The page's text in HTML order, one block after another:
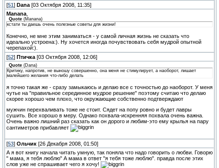
[51] Dana [03 Октября 2008, 11:35]
Manana
Quote (Manana)
кстати ты даешь очень полезные советы для жизни!
Конечно, не мне этим заниматься - у самой личная жизнь не сказать что
идеально устроена:). Ну хочется иногда почувствовать себя мудрой опытной
черепахой:).
[52] Птичка [03 Октября 2008, 12:06]
Quote (Dana)
Критику, напротив, не выношу совершенно, она меня не стимулирует, а наоборот, лишает
малейшего желания что-либо делать
я точно такая же - сразу замыкаюсь и делаю все с точностью до наоборот. У меня
чутье на "правильное серединное мудрое решение" поэтому считаю что делаю
скорее хорошо чем плохо, что окружающие собственно подтверждают
мужчин перехваливать тоже не стоит. Сядет на попу ровно и будет лавры
сушить. Все хорошо в меру. Однако похвала-искренняя похвала очень важна.
Очень важно лишний раз сказать как он дорого и любим-это ему крылья на пару
сантиметров прибавляет
[53] Ольчик [26 Декабря 2008, 01:50]
А я вот книгу начала читать умную, так поняла что надо говорить о любви. Говорю
" мама, я тебя люблю" А мама в ответ "я тебя тоже люблю". правда после этих
слов уже не спрашивает чего я хочу!